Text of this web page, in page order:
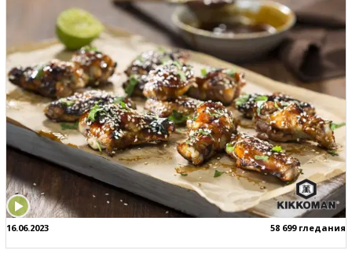
16.06.2023 58 699 гледания